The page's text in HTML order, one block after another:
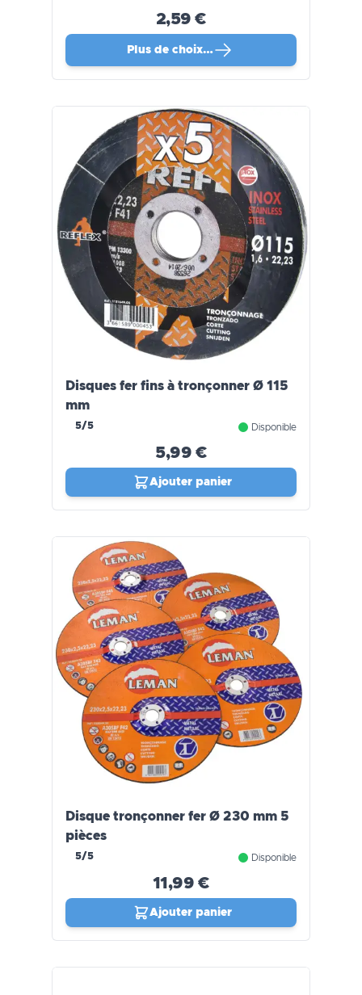
2,59 €
Plus de choix…
Disques fer fins à tronçonner Ø 115
mm
5/5 Disponible
5,99 €
Ajouter panier
Disque tronçonner fer Ø 230 mm 5
pièces
5/5 Disponible
11,99 €
Ajouter panier